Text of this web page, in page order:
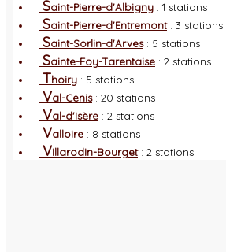
Saint-Pierre-d'Albigny : 1 stations
Saint-Pierre-d'Entremont: 3 stations
Saint-Sorlin-d'Arves: 5 stations
Sainte-Foy-Tarentaise : 2 stations
Thoiry : 5 stations
Val-Cenis: 20 stations
Val-d'Isère : 2 stations
Valloire : 8 stations
Villarodin-Bourget: 2 stations